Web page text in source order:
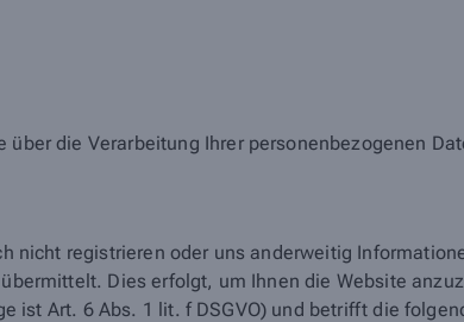
die Verarbeitung Ihrer personenbezogenen
nicht registrieren oder uns anderweitig
Dies erfolgt, um Ihnen die Website
ist Art. 6 Abs. 1 lit. f DSGVO) und betrifft die